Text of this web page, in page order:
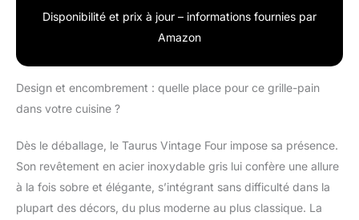
Gris
courtes (135 x 35 mm)
avec système d’auto-
haute pour retirer les
tranches en toute
décongélation,
réchauffage et
annulation sur un seul
bouton. Dispose
Disponibilité et prix à jour – informations fournies par
Amazon
Design et encombrement : quelle place pour ce grille-pain
dans votre cuisine ?
Dès le déballage, le Taurus Vintage Four impose sa présence.
Son revêtement en acier inoxydable gris lui confère une allure
à la fois sobre et élégante, s’intégrant sans difficulté dans la
plupart des décors, du plus moderne au plus classique. La